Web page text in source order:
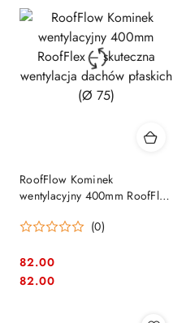
RoofFlow Kominek
wentylacyjny 400mm RoofFlex
dachów płaskich (Ø 75)
(0)
Cena:
82.00
Cena:
82.00